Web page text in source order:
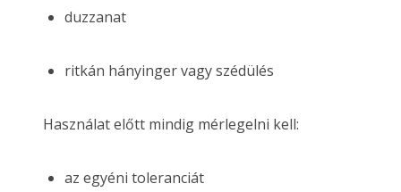
duzzanat
ritkán hányinger vagy szédülés
Használat előtt mindig mérlegelni kell:
az egyéni toleranciát